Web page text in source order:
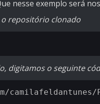
nesse exemplo será
repositório clonado
digitamos o seguinte